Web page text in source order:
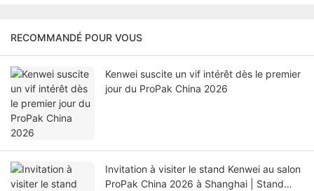
RECOMMANDÉ POUR VOUS
Kenwei suscite un vif intérêt dès le premier
jour du ProPak China 2026
Invitation à visiter le stand Kenwei au salon
ProPak China 2026 à Shanghai | Stand